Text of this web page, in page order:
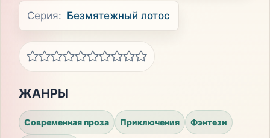
Серия: Безмятежный лотос
ЖАНРЫ
Современная проза Приключения Фэнтези